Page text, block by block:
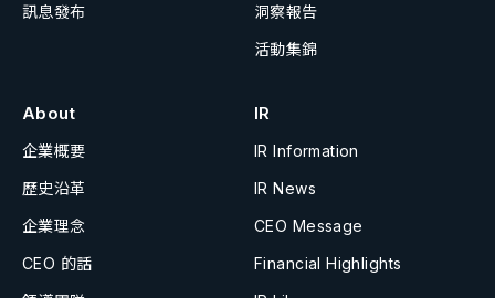
訊息發布
洞察報告
活動集錦
About
企業概要
歷史沿革
企業理念
CEO 的話
IR
IR Information
IR News
CEO Message
Financial Highlights